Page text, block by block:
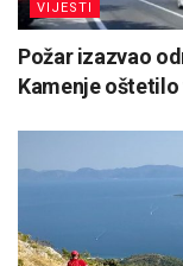
VIJESTI
Požar izazvao
Kamenje